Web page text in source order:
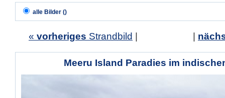
alle Bilder ()
« vorheriges Strandbild
Meeru Island Paradies im